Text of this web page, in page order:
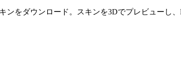
ンをダウンロード。スキンを3Dでプレビューし